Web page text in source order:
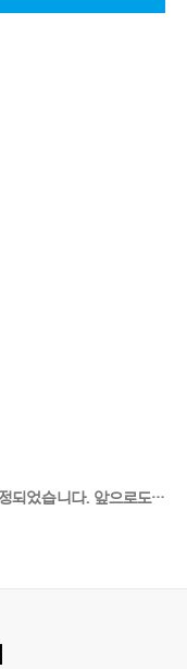
얼라우투 8EST PICK 에 선정되었습니다. 앞으로도 멋진 작품 기대할게요!